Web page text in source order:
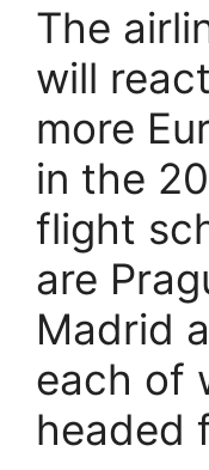
The
will
more
in the
flight
are
Madrid
each of
headed